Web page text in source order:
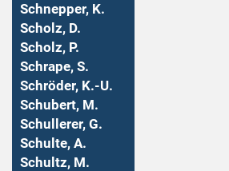
Schnepper, K.
Scholz, D.
Scholz, P.
Schrape, S.
Schröder, K.-U.
Schubert, M.
Schullerer, G.
Schulte, A.
Schultz, M.